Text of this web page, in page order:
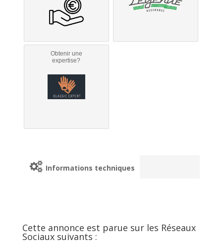
Obtenir une
expertise?
Informations techniques
Cette annonce est parue sur les Réseaux
Sociaux suivants :